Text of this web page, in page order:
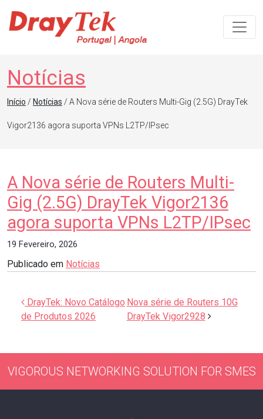
Navegação principal
Notícias
Início / Notícias / A Nova série de Routers Multi-Gig (2.5G) DrayTek
Vigor2136 agora suporta VPNs L2TP/IPsec
A Nova série de Routers Multi-
Gig (2.5G) DrayTek Vigor2136
agora suporta VPNs L2TP/IPsec
19 Fevereiro, 2026
Publicado em Notícias
Navegação de artigos
DrayTek: Novo Catálogo
de Produtos 2026
Nova série de Routers 10G
DrayTek Vigor2928
VIGOROUS NETWORKING SOLUTION FOR SMES